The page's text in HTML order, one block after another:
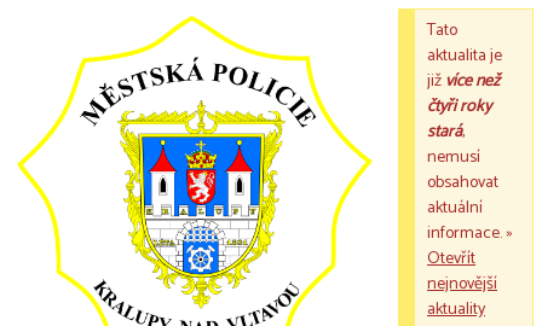
Tato
aktualita je
jižvíce než
čtyři roky
stará,
nemusí
obsahovat
aktuální
informace. »
Otevřít
nejnovější
aktuality